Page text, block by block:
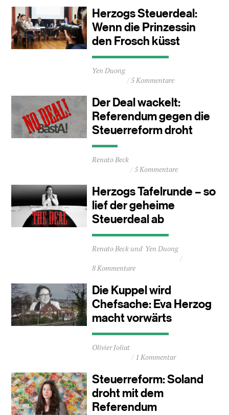
Minuten
Herzogs Steuerdeal:
Wenn die Prinzessin
den Frosch küsst
Durchschnittliche
Lesezeit
Minuten
Yen Duong
5 Kommentare
Der Deal wackelt:
Referendum gegen die
Steuerreform droht
Durchschnittliche
Lesezeit
Minuten
Renato Beck
5 Kommentare
Herzogs Tafelrunde – so
lief der geheime
Steuerdeal ab
Durchschnittliche
Lesezeit
2
Renato Beck Yen Duong
8 Kommentare
Die Kuppel wird
Chefsache: Eva Herzog
macht vorwärts
Durchschnittliche
Lesezeit
Minuten
Olivier Joliat
1 Kommentar
Steuerreform: Soland
droht mit dem
Referendum